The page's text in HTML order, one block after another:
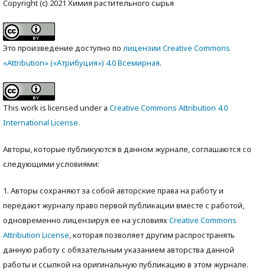
Copyright (c) 2021 Химия растительного сырья
Это произведение доступно по лицензии Creative Commons
«Attribution» («Атрибуция») 4.0 Всемирная.
This work is licensed under a Creative Commons Attribution 4.0
International License.
Авторы, которые публикуются в данном журнале, соглашаются со
следующими условиями:
1. Авторы сохраняют за собой авторские права на работу и
передают журналу право первой публикации вместе с работой,
одновременно лицензируя ее на условияхCreative Commons
Attribution License, которая позволяет другим распространять
данную работу с обязательным указанием авторства данной
работы и ссылкой на оригинальную публикацию в этом журнале.